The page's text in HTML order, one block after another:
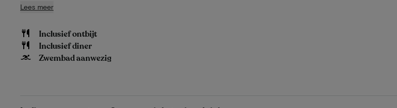
Lees meer
Inclusief ontbijt
Inclusief diner
Zwembad aanwezig